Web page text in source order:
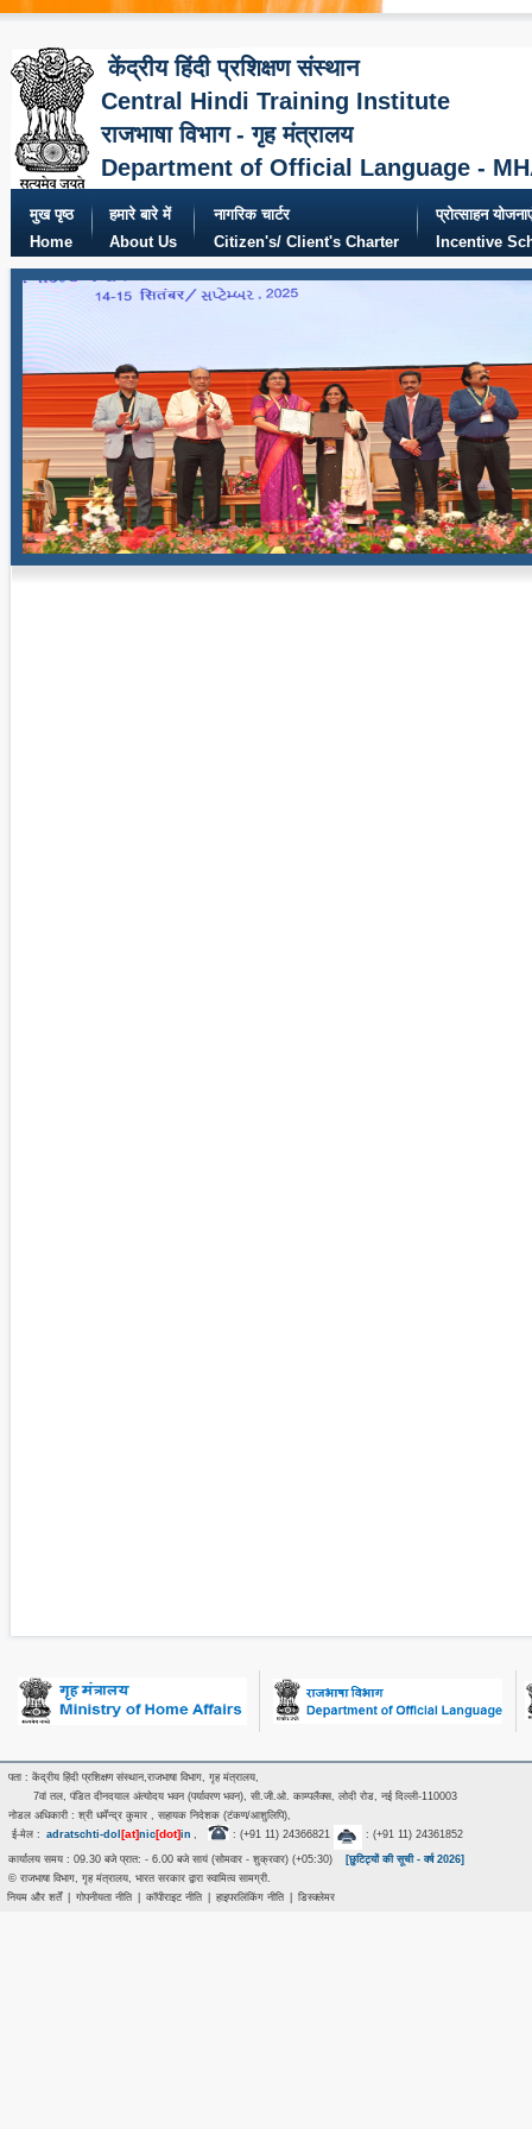
केंद्रीय हिंदी प्रशिक्षण संस्थान
Central Hindi Training Institute
राजभाषा विभाग - गृह मंत्रालय
Department of Official Language -
मुख पृष्ठ
Home
हमारे बारे में
About Us
नागरिक चार्टर
Citizen's/ Client's Charter
प्रोत्साहन
Incentive
पता : केंद्रीय हिंदी प्रशिक्षण संस्थान,राजभाषा विभाग, गृह मंत्रालय,
7वां तल, पंडित दीनदयाल अंत्‍योदय भवन (पर्यावरण भवन), सी.जी.ओ. काम्पलैक्स, लोदी रोड, नई दिल्ली-110003
नोडल अधिकारी : श्री धर्मेन्द्र कुमार , सहायक निदेशक (टंकण/आशुलिपि),
ई-मेल : adratschti-dol [at]nic[dot]in , : (+91 11) 24366821 : (+91 11) 24361852
कार्यालय समय : 09.30 बजे प्रात: - 6.00 बजे सायं (सोमवार - शुक्रवार) (+05:30)
[छुटिट्यों की सूची - वर्ष 2026]
© राजभाषा विभाग, गृह मंत्रालय, भारत सरकार द्वारा स्वामित्व सामग्री.
नियम और शर्तें
गोपनीयता नीति कॉपीराइट नीति हाइपरलिंकिंग नीति डिस्क्लेमर